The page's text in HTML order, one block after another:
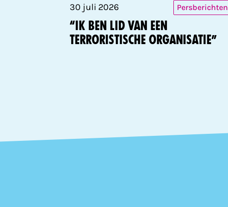
30 juli 2026 Persberichten
“Ik ben lid van een
terroristische organisatie”